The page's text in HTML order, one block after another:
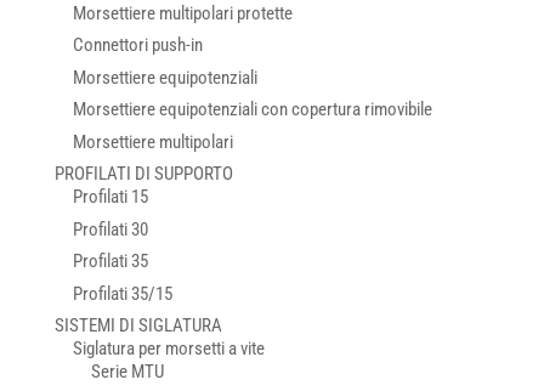
Morsettiere multipolari protette
Connettori push-in
Morsettiere equipotenziali
Morsettiere equipotenziali con copertura rimovibile
Morsettiere multipolari
PROFILATI DI SUPPORTO
Profilati 15
Profilati 30
Profilati 35
Profilati 35/15
SISTEMI DI SIGLATURA
Siglatura per morsetti a vite
Serie MTU